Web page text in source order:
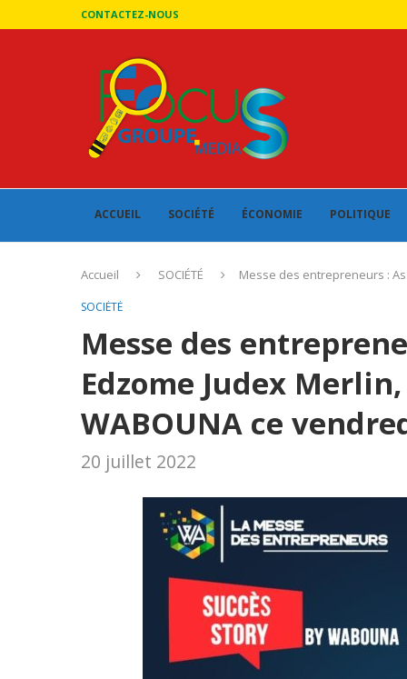
CONTACTEZ-NOUS
ACCUEIL SOCIÉTÉ ÉCONOMIE POLITIQUE
Accueil SOCIÉTÉ Messe des entrepreneurs :
SOCIÉTÉ
Messe des
Edzome Judex
WABOUNA ce
20 juillet 2022